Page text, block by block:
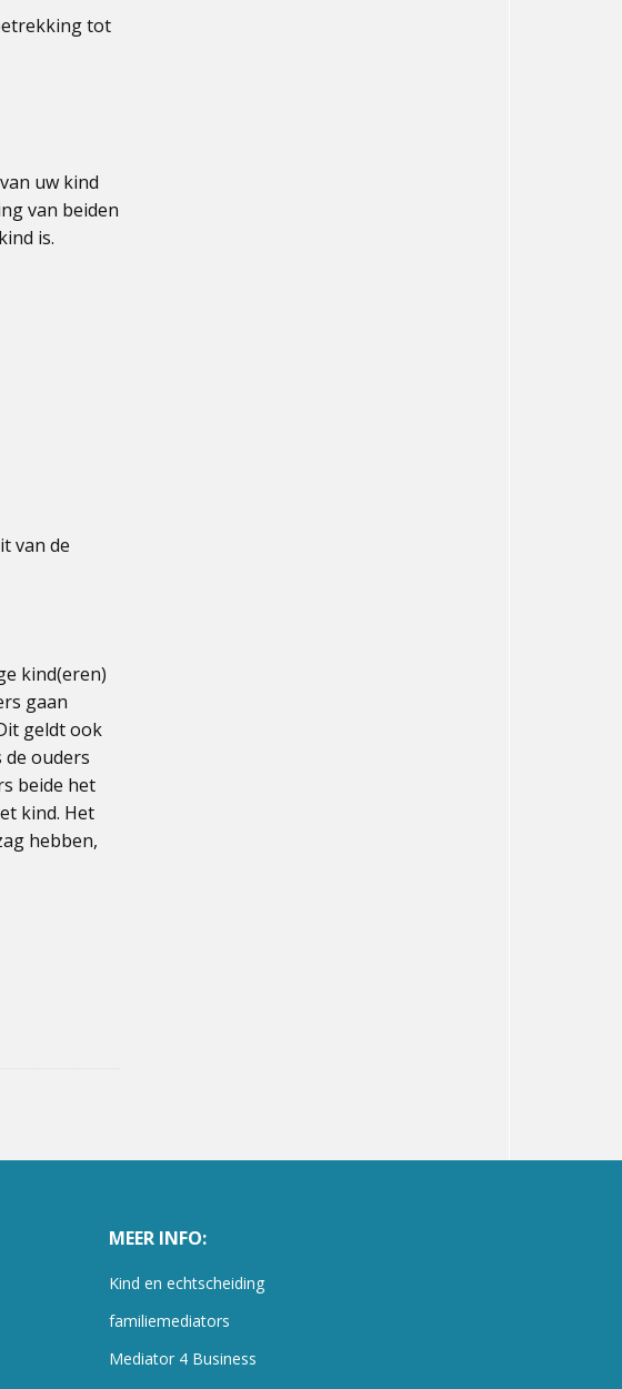
tot
uw kind
van beiden
is.
van de
kind(eren)
gaan
geldt ook
ouders
beide het
kind. Het
hebben,
MEER INFO:
Kind en echtscheiding
familiemediators
Mediator 4 Business